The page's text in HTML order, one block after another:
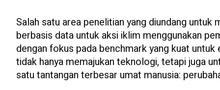
Salah satu area penelitian yang diundang
berbasis data untuk aksi iklim menggunakan
dengan fokus pada benchmark yang kuat
tidak hanya memajukan teknologi, tetapi juga
satu tantangan terbesar umat manusia: